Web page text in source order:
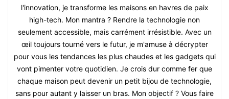
l'innovation, je transforme les maisons en havres de paix
high-tech. Mon mantra ? Rendre la technologie non
seulement accessible, mais carrément irrésistible. Avec un
œil toujours tourné vers le futur, je m'amuse à décrypter
pour vous les tendances les plus chaudes et les gadgets qui
vont pimenter votre quotidien. Je crois dur comme fer que
chaque maison peut devenir un petit bijou de technologie,
sans pour autant y laisser un bras. Mon objectif ? Vous faire